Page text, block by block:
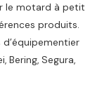
le motard à petit
produits.
Bering, Segura,